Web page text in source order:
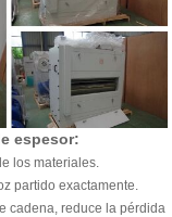
espesor:
los materiales.
partido exactamente.
cadena, reduce la pérdida